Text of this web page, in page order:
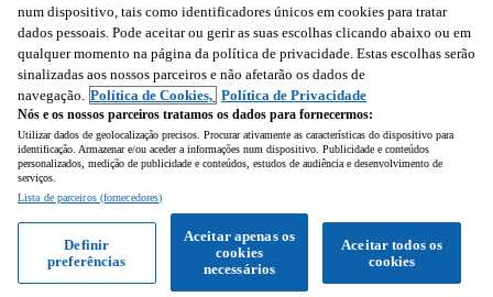
Experimenta a aplicação
num dispositivo, tais como identificadores únicos em cookies para tratar
dados pessoais. Pode aceitar ou gerir as suas escolhas clicando abaixo ou em
qualquer momento na página da política de privacidade. Estas escolhas serão
sinalizadas aos nossos parceiros e não afetarão os dados de
navegação. Política de Cookies, Política de Privacidade
Nós e os nossos parceiros tratamos os dados para fornecermos:
Utilizar dados de geolocalização precisos. Procurar ativamente as características do dispositivo para
identificação. Armazenar e/ou aceder a informações num dispositivo. Publicidade e conteúdos
personalizados, medição de publicidade e conteúdos, estudos de audiência e desenvolvimento de
serviços.
Lista de parceiros (fornecedores)
Aceitar todos os
cookies
Aceitar apenas os
cookies
necessários
Definir
preferências